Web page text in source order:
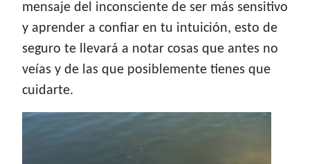
mensaje del inconsciente de ser más sensitivo
y aprender a confiar en tu intuición, esto de
seguro te llevará a notar cosas que antes no
veías y de las que posiblemente tienes que
cuidarte.